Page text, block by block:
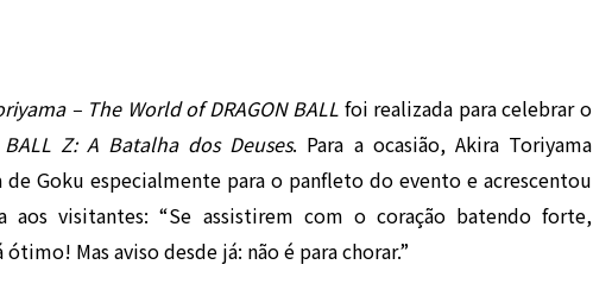
– The World of DRAGON BALL foi realizada para celebrar o
BALL Z: A Batalha dos Deuses. Para a ocasião, Akira Toriyama
Goku especialmente para o panfleto do evento e acrescentou
aos visitantes: “Se assistirem com o coração batendo forte,
Mas aviso desde já: não é para chorar.”